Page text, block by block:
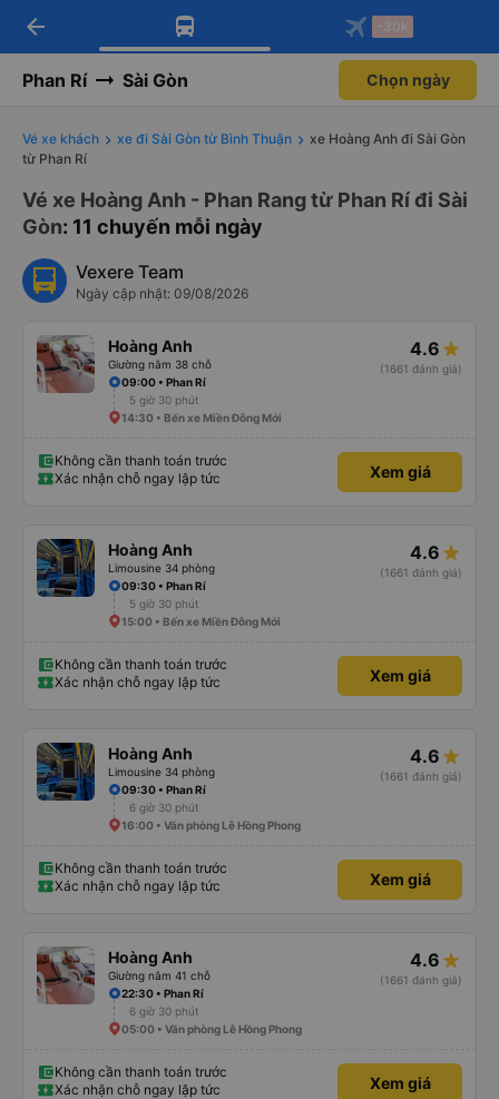
Tải app Vexere ngay!
Nhận ưu đãi thành viên độc
Mở app
Tải app Vexere
-30k/ghế khi đặt vé máy bay qua
Mở app
arrow_back -30k
Phan Rí Sài Gòn Chọn ngày
Vé xe khách xe đi Sài Gòn từ Bình Thuận
xe Hoàng Anh đi Sài Gòn
từ Phan Rí
Vé xe Hoàng Anh - Phan Rang từ Phan Rí đi Sài
Gòn: 11 chuyến mỗi ngày
Vexere Team
Ngày cập nhật: 09/08/2026
Hoàng Anh
Giường nằm 38 chỗ
4.6
(1661 đánh giá)
09:00 • Phan Rí
5 giờ 30 phút
14:30 • Bến xe Miền Đông Mới
Không cần thanh toán trước
Xác nhận chỗ ngay lập tức
Xem giá
Hoàng Anh
Limousine 34 phòng
4.6
(1661 đánh giá)
09:30 • Phan Rí
5 giờ 30 phút
15:00 • Bến xe Miền Đông Mới
Không cần thanh toán trước
Xác nhận chỗ ngay lập tức
Xem giá
Hoàng Anh
Limousine 34 phòng
4.6
(1661 đánh giá)
09:30 • Phan Rí
6 giờ 30 phút
16:00 • Văn phòng Lê Hồng Phong
Không cần thanh toán trước
Xác nhận chỗ ngay lập tức
Xem giá
Hoàng Anh
Giường nằm 41 chỗ
4.6
(1661 đánh giá)
22:30 • Phan Rí
6 giờ 30 phút
05:00 • Văn phòng Lê Hồng Phong
Không cần thanh toán trước
Xác nhận chỗ ngay lập tức
Xem giá